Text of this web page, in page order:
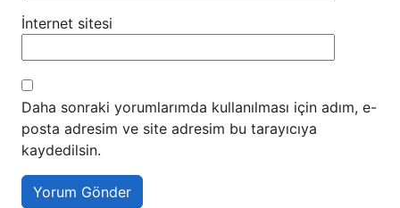
İnternet sitesi
Daha sonraki yorumlarımda kullanılması için adım, e-
posta adresim ve site adresim bu tarayıcıya
kaydedilsin.